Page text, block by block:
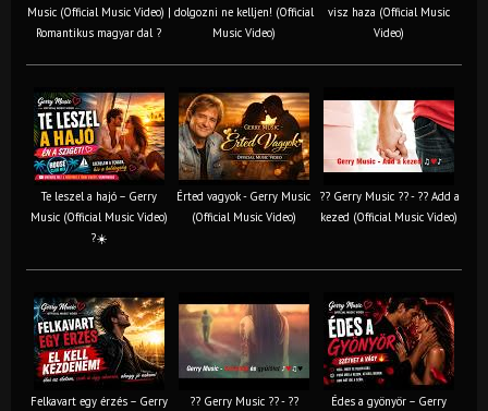
Music (Official Music Video) |
Romantikus magyar dal ?
dolgozni ne kelljen! (Official
Music Video)
visz haza (Official Music
Video)
Te leszel a hajó – Gerry
Music (Official Music Video)
?☀️
Érted vagyok - Gerry Music
(Official Music Video)
?? Gerry Music ?? - ?? Add a
kezed (Official Music Video)
Felkavart egy érzés – Gerry
?? Gerry Music ?? - ??
Édes a gyönyör – Gerry